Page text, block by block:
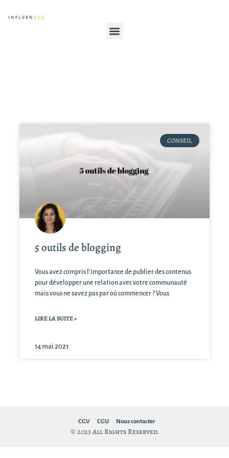
CONSEIL
5 outils de blogging
Vous avez compris l’importance de publier des contenus
pour développer une relation avec votre communauté
mais vous ne savez pas par où commencer ? Vous
LIRE LA SUITE »
14 mai 2021
CGV CGU Nous contacter
© 2023 All Rights Reserved.